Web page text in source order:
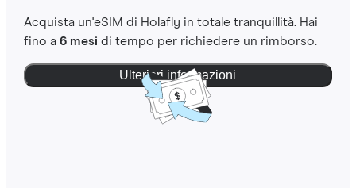
Acquista un'eSIM di Holafly in totale tranquillità. Hai
fino a 6 mesi di tempo per richiedere un rimborso.
Ulteriori informazioni